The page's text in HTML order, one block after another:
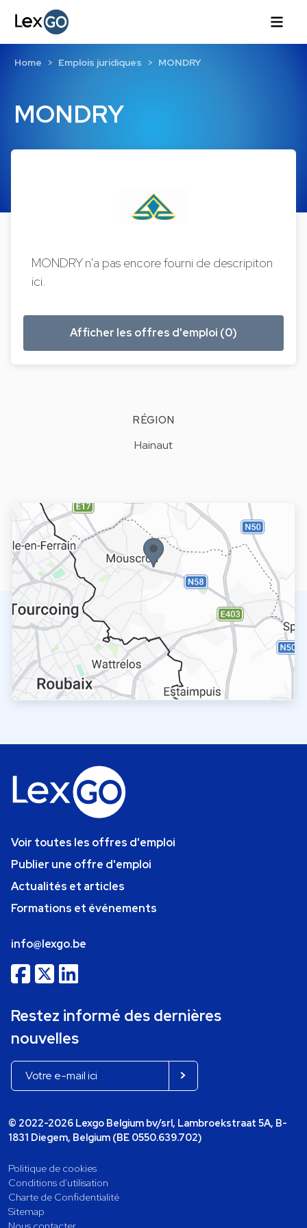
MONDRY
Home Emplois juridiques MONDRY
MONDRY n'a pas encore fourni de descripiton
ici.
Afficher les offres d'emploi (0)
RÉGION
Hainaut
Voir toutes les offres d'emploi
Publier une offre d'emploi
Actualités et articles
Formations et événements
info@lexgo.be
Restez informé des dernières
nouvelles
© 2022-2026 Lexgo Belgium bv/srl, Lambroekstraat 5A, B-
1831 Diegem, Belgium (BE 0550.639.702)
Politique de cookies
Conditions d'utilisation
Charte de Confidentialité
Sitemap